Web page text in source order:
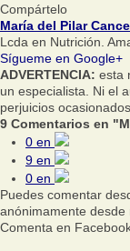
Compártelo
María del Pilar
Lcda en Nutrición.
Sígueme en Google+
ADVERTENCIA: esta
un especialista. Ni el
perjuicios
9 Comentarios en
0 en
9 en
0 en
Puedes comentar
anónimamente
Comenta en